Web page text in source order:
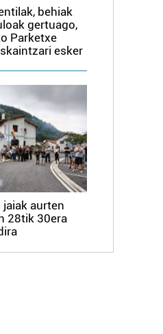
behiak
gertuago,
Parketxe
esker
aurten
28tik 30era